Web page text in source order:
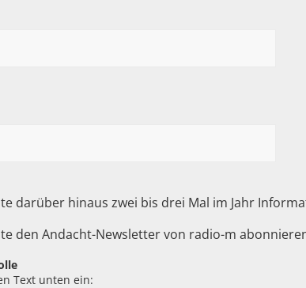
darüber hinaus zwei bis drei Mal im Jahr
den Andacht-Newsletter von radio-m
Text unten ein: